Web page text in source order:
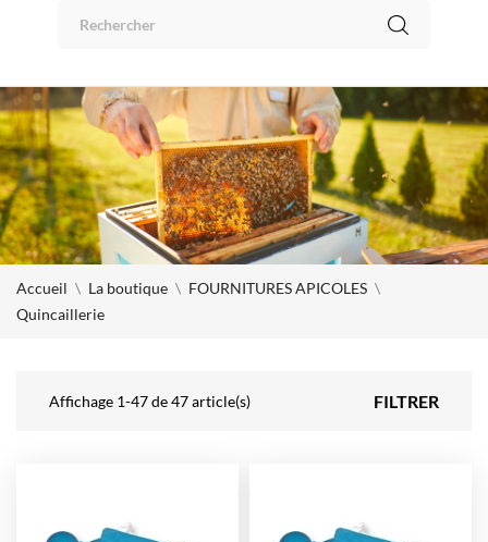
Accueil La boutique
FOURNITURES APICOLES
Quincaillerie
FILTRER
Affichage 1-47 de 47 article(s)